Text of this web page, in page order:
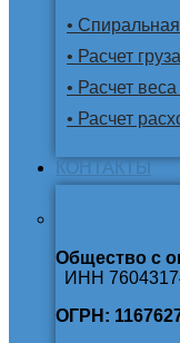
•
• Расчет
• Расчет
• Расчет
КОНТАКТЫ
Общество с
ИНН
ОГРН: